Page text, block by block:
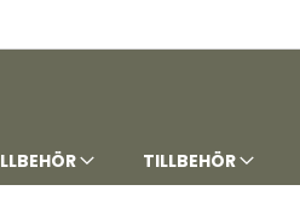
TILLBEHÖR